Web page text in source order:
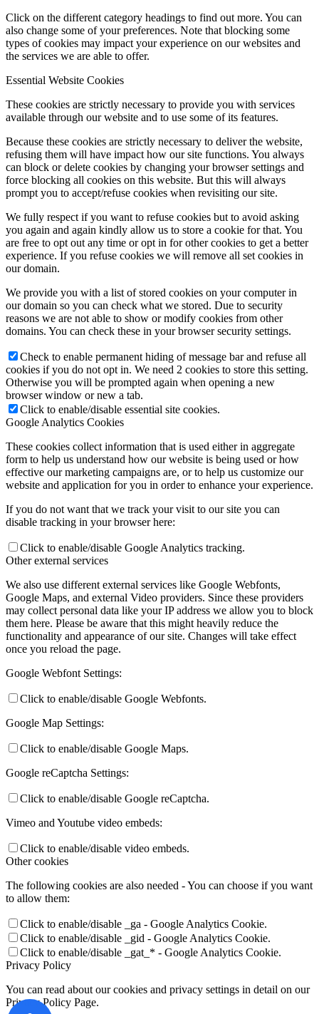
Click on the different category headings to find out more. You can
also change some of your preferences. Note that blocking some
types of cookies may impact your experience on our websites and
the services we are able to offer.
Essential Website Cookies
These cookies are strictly necessary to provide you with services
available through our website and to use some of its features.
Because these cookies are strictly necessary to deliver the website,
refusing them will have impact how our site functions. You always
can block or delete cookies by changing your browser settings and
force blocking all cookies on this website. But this will always
prompt you to accept/refuse cookies when revisiting our site.
We fully respect if you want to refuse cookies but to avoid asking
you again and again kindly allow us to store a cookie for that. You
are free to opt out any time or opt in for other cookies to get a better
experience. If you refuse cookies we will remove all set cookies in
our domain.
We provide you with a list of stored cookies on your computer in
our domain so you can check what we stored. Due to security
reasons we are not able to show or modify cookies from other
domains. You can check these in your browser security settings.
Check to enable permanent hiding of message bar and refuse all
cookies if you do not opt in. We need 2 cookies to store this setting.
Otherwise you will be prompted again when opening a new
browser window or new a tab.
Click to enable/disable essential site cookies.
Google Analytics Cookies
These cookies collect information that is used either in aggregate
form to help us understand how our website is being used or how
effective our marketing campaigns are, or to help us customize our
website and application for you in order to enhance your experience.
If you do not want that we track your visit to our site you can
disable tracking in your browser here:
Click to enable/disable Google Analytics tracking.
Other external services
We also use different external services like Google Webfonts,
Google Maps, and external Video providers. Since these providers
may collect personal data like your IP address we allow you to block
them here. Please be aware that this might heavily reduce the
functionality and appearance of our site. Changes will take effect
once you reload the page.
Google Webfont Settings:
Click to enable/disable Google Webfonts.
Google Map Settings:
Click to enable/disable Google Maps.
Google reCaptcha Settings:
Click to enable/disable Google reCaptcha.
Vimeo and Youtube video embeds:
Click to enable/disable video embeds.
Other cookies
The following cookies are also needed - You can choose if you want
to allow them:
Click to enable/disable _ga - Google Analytics Cookie.
Click to enable/disable _gid - Google Analytics Cookie.
Click to enable/disable _gat_* - Google Analytics Cookie.
Privacy Policy
You can read about our cookies and privacy settings in detail on our
Privacy Policy Page.